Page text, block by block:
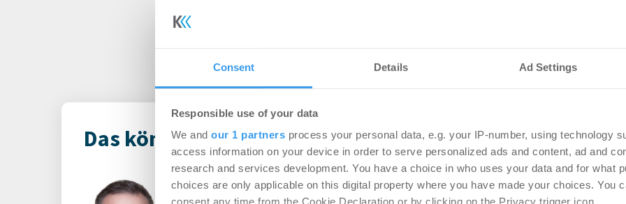
Consent Details Ad Settings
Responsible use of your data
We and our 1 partners process your personal data, e.g. your IP-number, using technology
access information on your device in order to serve personalized ads and content, ad and
research and services development. You have a choice in who uses your data and for what
choices are only applicable on this digital property where you have made your choices. You
Das könnte Dich auch interessieren
Principal Asset Management